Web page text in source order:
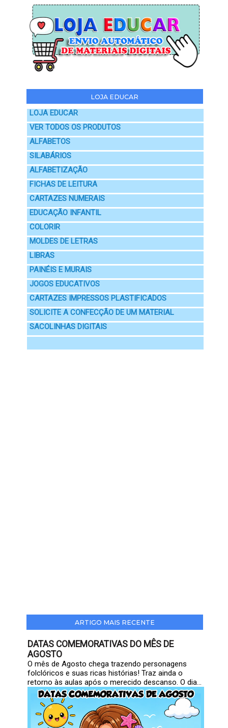
LOJA EDUCAR
LOJA EDUCAR
VER TODOS OS PRODUTOS
ALFABETOS
SILABÁRIOS
ALFABETIZAÇÃO
FICHAS DE LEITURA
CARTAZES NUMERAIS
EDUCAÇÃO INFANTIL
COLORIR
MOLDES DE LETRAS
LIBRAS
PAINÉIS E MURAIS
JOGOS EDUCATIVOS
CARTAZES IMPRESSOS PLASTIFICADOS
SOLICITE A CONFECÇÃO DE UM MATERIAL
SACOLINHAS DIGITAIS
ARTIGO MAIS RECENTE
DATAS COMEMORATIVAS DO MÊS DE
AGOSTO
O mês de Agosto chega trazendo personagens
folclóricos e suas ricas histórias! Traz ainda o
retorno às aulas após o merecido descanso. O dia...